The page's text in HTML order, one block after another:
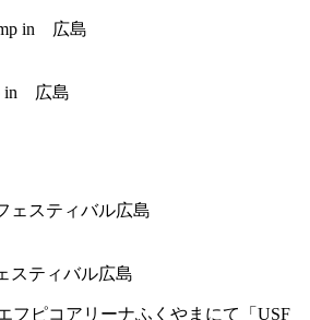
in 広島
スティバル広島
フピコアリーナふくやまにて「USF